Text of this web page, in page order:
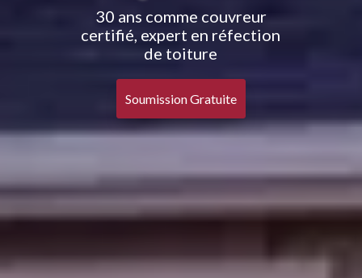
30 ans comme couvreur
certifié, expert en réfection
de toiture
Soumission Gratuite